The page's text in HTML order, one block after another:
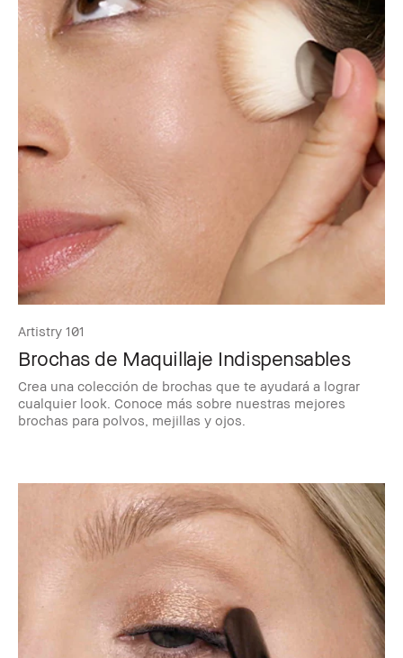
Artistry 101
Brochas de Maquillaje Indispensables
Crea una colección de brochas que te ayudará a lograr
cualquier look. Conoce más sobre nuestras mejores
brochas para polvos, mejillas y ojos.